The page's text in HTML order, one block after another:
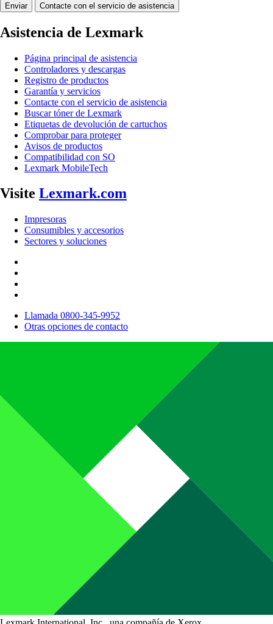
Enviar Contacte con el servicio de asistencia
Asistencia de Lexmark
Página principal de asistencia
Controladores y descargas
Registro de productos
Garantía y servicios
Contacte con el servicio de asistencia
Buscar tóner de Lexmark
Etiquetas de devolución de cartuchos
Comprobar para proteger
Avisos de productos
Compatibilidad con SO
Lexmark MobileTech
Visite Lexmark.com
Impresoras
Consumibles y accesorios
Sectores y soluciones
Llamada 0800-345-9952
Otras opciones de contacto